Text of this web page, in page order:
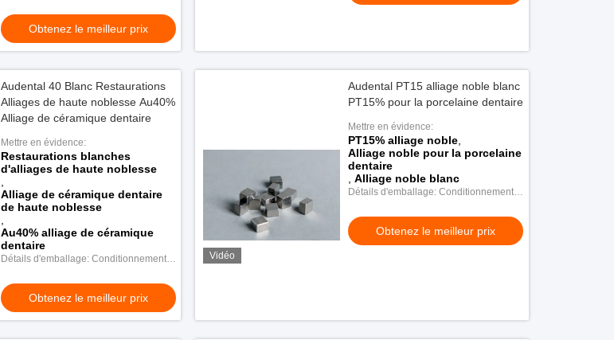
Obtenez le meilleur prix
Audental 40 Blanc Restaurations
Alliages de haute noblesse Au40%
Alliage de céramique dentaire
Mettre en évidence:
Restaurations blanches
d'alliages de haute noblesse
Alliage de céramique dentaire
de haute noblesse
Au40% alliage de céramique
dentaire
Détails d'emballage: Conditionnement
Obtenez le meilleur prix
Vidéo
Audental PT15 alliage noble blanc
PT15% pour la porcelaine dentaire
Mettre en évidence:
PT15% alliage noble
Alliage noble pour la porcelaine
dentaire
,Alliage noble blanc
Détails d'emballage: Conditionnement
Obtenez le meilleur prix